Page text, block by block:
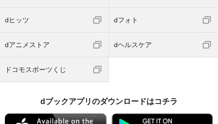
dヒッツ dフォト
dアニメストア dヘルスケア
ドコモスポーツくじ
dブックアプリのダウンロードはコチラ